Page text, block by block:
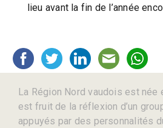
lieu avant la fin de l’année
La Région Nord vaudois est née
est fruit de la réflexion d’un
appuyés par des personnalités